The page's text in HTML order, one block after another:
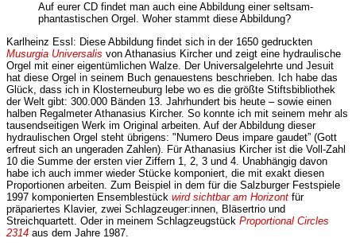
Auf eurer CD findet man auch eine Abbildung einer seltsam-
phantastischen Orgel. Woher stammt diese Abbildung?
Karlheinz Essl: Diese Abbildung findet sich in der 1650 gedruckten
Musurgia Universalis von Athanasius Kircher und zeigt eine hydraulische
Orgel mit einer eigentümlichen Walze. Der Universalgelehrte und Jesuit
hat diese Orgel in seinem Buch genauestens beschrieben. Ich habe das
Glück, dass ich in Klosterneuburg lebe wo es die größte Stiftsbibliothek
der Welt gibt: 300.000 Bänden 13. Jahrhundert bis heute – sowie einen
halben Regalmeter Athanasius Kircher. So konnte ich mit seinem mehr als
tausendseitigen Werk im Original arbeiten. Auf der Abbildung dieser
hydraulischen Orgel steht übrigens: "Numero Deus impare gaudet” (Gott
erfreut sich an ungeraden Zahlen). Für Athanasius Kircher ist die Voll-Zahl
10 die Summe der ersten vier Ziffern 1, 2, 3 und 4. Unabhängig davon
habe ich auch immer wieder Stücke komponiert, die mit exakt diesen
Proportionen arbeiten. Zum Beispiel in dem für die Salzburger Festspiele
1997 komponierten Ensemblestück wird sichtbar am Horizont für
präpariertes Klavier, zwei Schlagzeuger:innen, Bläsertrio und
Streichquartett. Oder in meinem Schlagzeugstück Proportional Circles
2314 aus dem Jahre 1987.